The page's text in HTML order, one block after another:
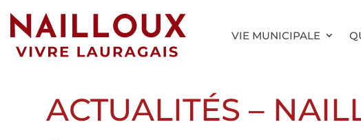
VIE MUNICIPALE
ACTUALITÉS –